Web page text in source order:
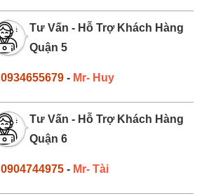
Tư Vấn - Hỗ Trợ Khách Hàng
Quận 5
0934655679- Mr- Huy
Tư Vấn - Hỗ Trợ Khách Hàng
Quận 6
0904744975- Mr- Tài